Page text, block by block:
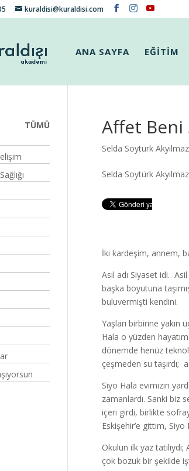
kuraldisi@kuraldisi.com
ANA SAYFA EĞİTİM
Affet Beni
Selda Soytürk Akyılmaz
Selda Soytürk Akyılmaz
İki kardeşim, annem,
Asıl adı Siyaset idi.
başka boyutuna
buluvermişti kendini.
Yaşları birbirine
Hala o yüzden
dönemde henüz
çeşmeden su taşırdı;
Siyo Hala evimizin
zamanlardı. Sanki biz
içeri girdi, birlikte
Eskişehir’e gittim, Siyo
Okulun ilk yaz tatiliydi;
çok bozuk bir şekilde
TÜMÜ